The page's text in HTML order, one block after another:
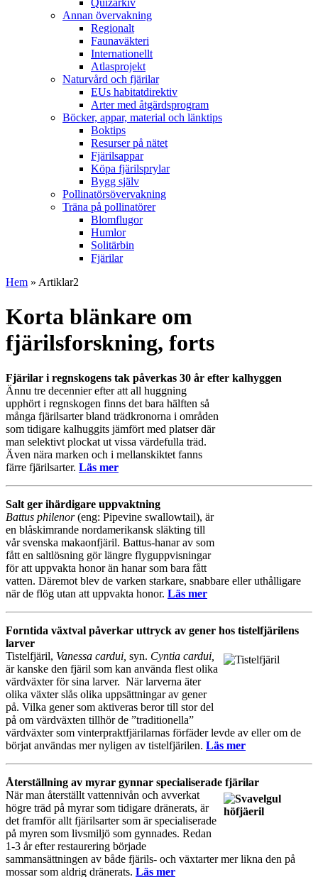
Annan övervakning
Regionalt
Faunaväkteri
Internationellt
Atlasprojekt
Naturvård och fjärilar
EUs habitatdirektiv
Arter med åtgärdsprogram
Böcker, appar, material och länktips
Boktips
Resurser på nätet
Fjärilsappar
Köpa fjärilsprylar
Bygg själv
Pollinatörsövervakning
Träna på pollinatörer
Blomflugor
Humlor
Solitärbin
Fjärilar
Hem » Artiklar2
Korta blänkare om
fjärilsforskning, forts
Fjärilar i regnskogens tak påverkas 30 år efter kalhyggen
Ännu tre decennier efter att all huggning
upphört i regnskogen finns det bara hälften så
många fjärilsarter bland trädkronorna i områden
som tidigare kalhuggits jämfört med platser där
man selektivt plockat ut vissa värdefulla träd.
Även nära marken och i mellanskiktet fanns
färre fjärilsarter. Läs mer
Salt ger ihärdigare uppvaktning
Battus philenor(eng: Pipevine swallowtail), är
en blåskimrande nordamerikansk släkting till
vår svenska makaonfjäril. Battus-hanar av som
fått en saltlösning gör längre flyguppvisningar
för att uppvakta honor än hanar som bara fått
vatten. Däremot blev de varken starkare, snabbare eller uthålligare
när de flög utan att uppvakta honor. Läs mer
Forntida växtval påverkar uttryck av gener hos tistelfjärilens
larver
Tistelfjäril, Vanessa cardui, syn. Cyntia cardui,
är kanske den fjäril som kan använda flest olika
värdväxter för sina larver. När larverna äter
olika växter slås olika uppsättningar av gener
på. Vilka gener som aktiveras beror till stor del
på om värdväxten tillhör de ”traditionella”
värdväxter som vinterpraktfjärilarnas förfäder levde av eller om de
börjat användas mer nyligen av tistelfjärilen. Läs mer
Återställning av myrar gynnar specialiserade fjärilar
När man återställt vattennivån och avverkat
högre träd på myrar som tidigare dränerats, är
det framför allt fjärilsarter som är specialiserade
på myren som livsmiljö som gynnades. Redan
1-3 år efter restaurering började
sammansättningen av både fjärils- och växtarter mer likna den på
mossar som aldrig dränerats. Läs mer